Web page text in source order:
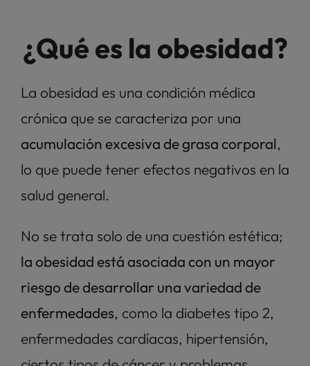
¿Qué es la obesidad?
La obesidad es una condición médica
acumulación excesiva de grasa corporal,
lo que puede tener efectos negativos en la
salud general.
No se trata solo de una cuestión estética;
la obesidad está asociada con un mayor
riesgo de desarrollar una variedad de
enfermedades, como la diabetes tipo 2,
enfermedades cardíacas, hipertensión,